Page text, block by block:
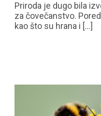
Priroda je dugo bila
za čovečanstvo.
kao što su hrana i [...]